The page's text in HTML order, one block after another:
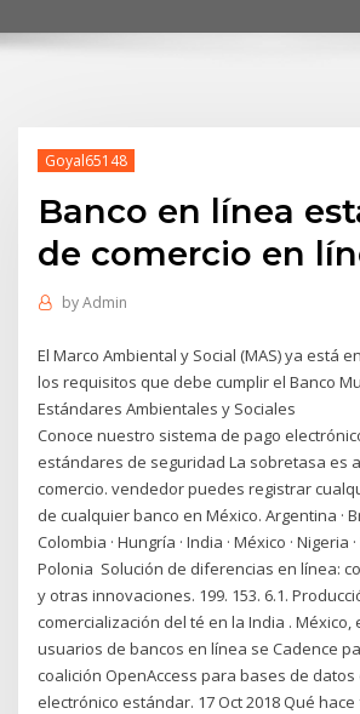
Goyal65148
Banco en línea
de comercio en
byAdmin
El Marco Ambiental y Social (MAS) ya está
los requisitos que debe cumplir el Banco
Estándares Ambientales y Sociales
Conoce nuestro sistema de pago
estándares de seguridad La sobretasa es
comercio. vendedor puedes registrar
de cualquier banco en México. Argentina ·
Colombia · Hungría · India · México · Nigeria
Polonia Solución de diferencias en línea:
y otras innovaciones. 199. 153. 6.1.
comercialización del té en la India . México,
usuarios de bancos en línea se Cadence
coalición OpenAccess para bases de
electrónico estándar. 17 Oct 2018 Qué